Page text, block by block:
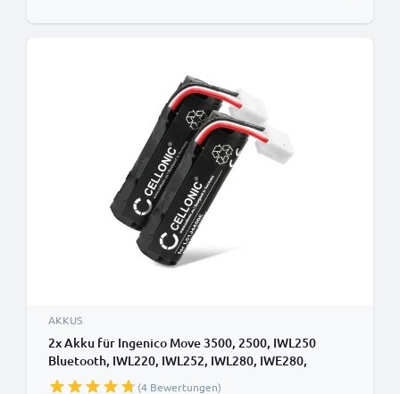
AKKUS
2x Akku für Ingenico Move 3500, 2500, IWL250
Bluetooth, IWL220, IWL252, IWL280, IWE280,
IWL251, IWL255 F26401964, F26402274 (3400mAh,
(4 Bewertungen)